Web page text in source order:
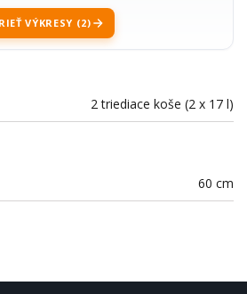
VÝKRESY (2)
2 triediace koše (2 x 17 l)
60 cm